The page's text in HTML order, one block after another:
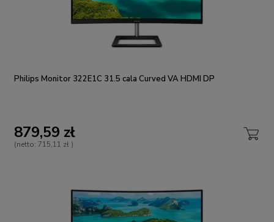
Philips Monitor 322E1C 31.5 cala Curved VA HDMI DP
879,59 zł
(netto: 715,11 zł )